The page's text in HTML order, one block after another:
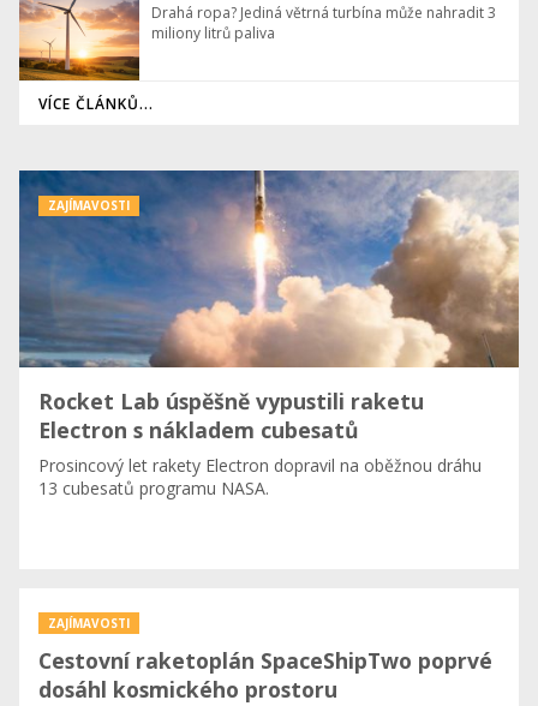
Drahá ropa? Jediná větrná turbína může nahradit 3
miliony litrů paliva
VÍCE ČLÁNKŮ...
Rocket Lab úspěšně vypustili raketu
Electron s nákladem cubesatů
Prosincový let rakety Electron dopravil na oběžnou dráhu
13 cubesatů programu NASA.
ZAJÍMAVOSTI
Cestovní raketoplán SpaceShipTwo poprvé
dosáhl kosmického prostoru
ZAJÍMAVOSTI